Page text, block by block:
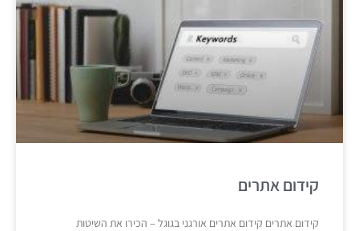
קידום אתרים
קידום אתרים קידום אתרים אורגני בגוגל – הכירו את השיטות